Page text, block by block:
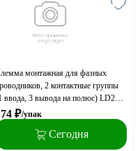
монтажная для фазных
2 контактные группы
ввода, 3 вывода на полюс) LD222-
(DIY упак 2 шт), STEKKER
₽/упак
Сегодня